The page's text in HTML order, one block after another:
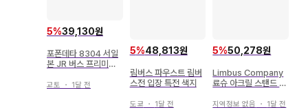
5%39,130원
포폰데타 8304 서일
본 JR 버스 프리미엄
교토 ・ 1달 전
5%48,813원
림버스 파우스트 림버
스전 입장 특전 색지
도쿄 ・ 1달 전
5%50,278원
Limbus Company
료슈 아크릴 스탠드 캔
지역정보 없음 ・ 1달 전